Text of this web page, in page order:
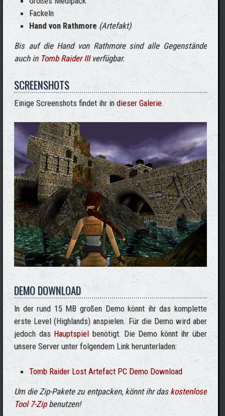
Fackeln
Hand von Rathmore (Artefakt)
Bis auf die Hand von Rathmore sind alle Gegenstände
auch in Tomb Raider IIIverfügbar.
SCREENSHOTS
Einige Screenshots findet ihr indieser Galerie.
DEMO DOWNLOAD
In der rund 15 MB großen Demo könnt ihr das komplette
erste Level (Highlands) anspielen. Für die Demo wird aber
jedoch das Hauptspiel benötigt. Die Demo könnt ihr über
unsere Server unter folgendem Link herunterladen:
Tomb Raider Lost Artefact PC Demo Download
Um die Zip-Pakete zu entpacken, könnt ihr das kostenlose
Tool 7-Zipbenutzen!